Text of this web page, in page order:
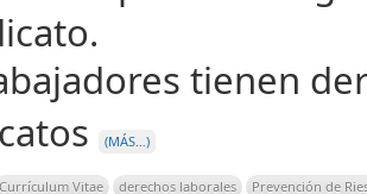
tienen
(MÁS…)
Currículum Vitae derechos laborales Prevención de